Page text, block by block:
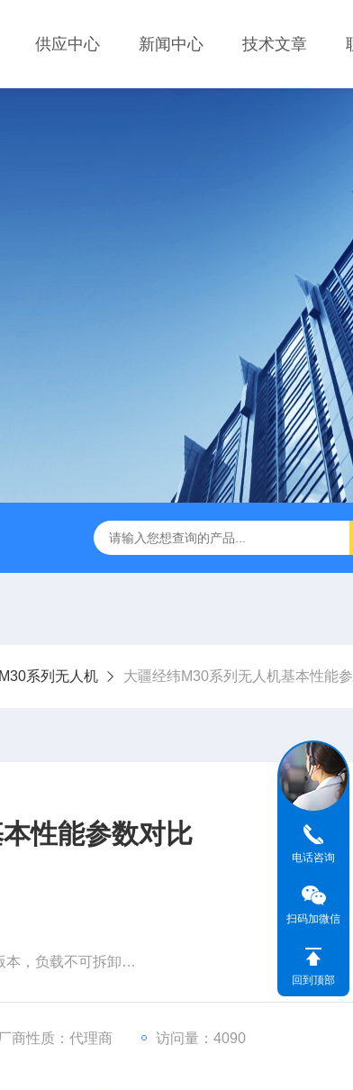
供应中心 新闻中心 技术文章
行业无人机规格参数 Mavic 3T大疆热红外相
系列无人机 大疆经纬M30系列无人机基本性能
性能参数对比
本，负载不可拆卸
多个功能
厂商性质：代理商 访问量：4090
电话咨询
扫码加微信
回到顶部